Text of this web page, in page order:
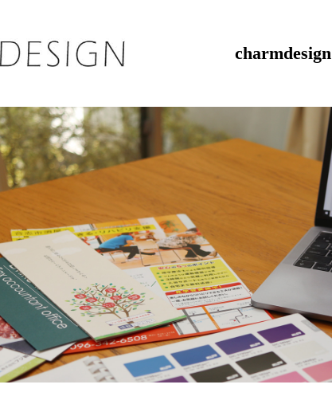
charmdesign